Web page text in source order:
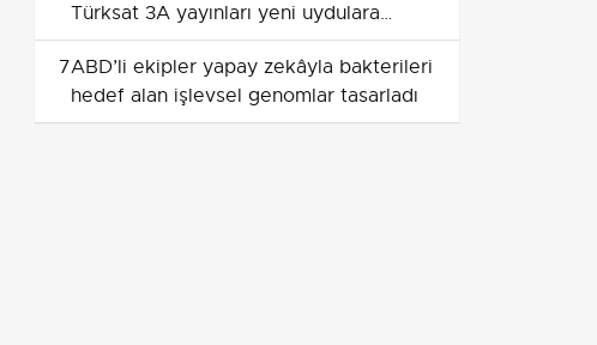
Türksat 3A yayınları yeni uydulara
taşınıyor
7ABD’li ekipler yapay zekâyla bakterileri
hedef alan işlevsel genomlar tasarladı